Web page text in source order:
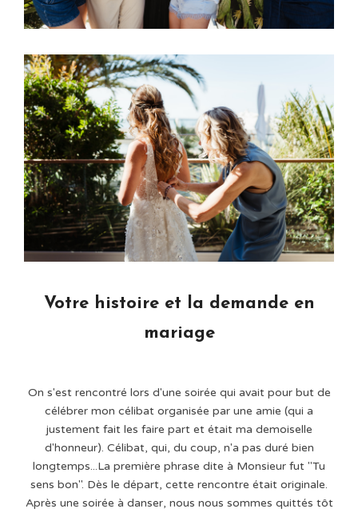
Votre histoire et la demande en
mariage
On s'est rencontré lors d'une soirée qui avait pour but de
célébrer mon célibat organisée par une amie (qui a
justement fait les faire part et était ma demoiselle
d'honneur). Célibat, qui, du coup, n'a pas duré bien
longtemps...La première phrase dite à Monsieur fut "Tu
sens bon". Dès le départ, cette rencontre était originale.
Après une soirée à danser, nous nous sommes quittés tôt